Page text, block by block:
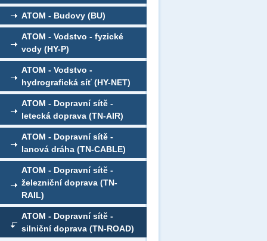
ATOM - Budovy (BU)
ATOM - Vodstvo - fyzické
vody (HY-P)
ATOM - Vodstvo -
hydrografická síť (HY-NET)
ATOM - Dopravní sítě -
letecká doprava (TN-AIR)
ATOM - Dopravní sítě -
lanová dráha (TN-CABLE)
ATOM - Dopravní sítě -
železniční doprava (TN-
RAIL)
ATOM - Dopravní sítě -
silniční doprava (TN-ROAD)